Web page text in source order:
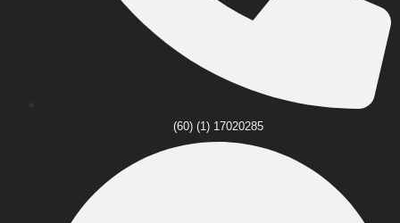
(60) (1) 17020285